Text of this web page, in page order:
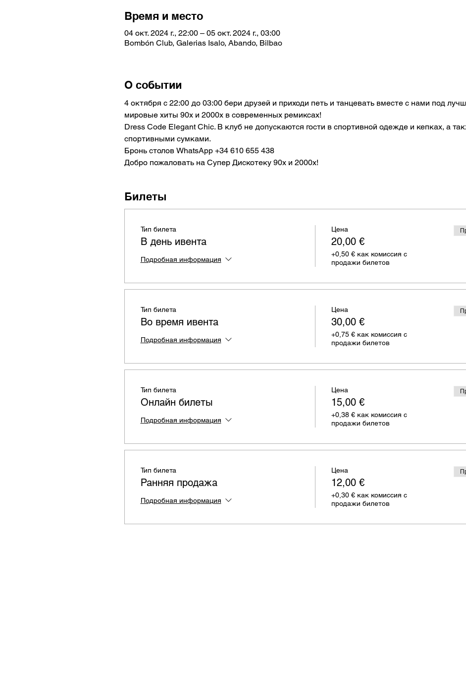
Время и место
04 окт. 2024 г., 22:00 – 05 окт. 2024 г., 03:00
Bombón Club, Galerias Isalo, Abando, Bilbao
О событии
4 октября с 22:00 до 03:00 бери друзей и приходи петь и танцевать вместе с нами под
мировые хиты 90х и 2000х в современных ремиксах!
Dress Code Elegant Chic. В клуб не допускаются гости в спортивной одежде и кепках, а
спортивными сумками.
Бронь столов WhatsApp +34 610 655 438
Добро пожаловать на Супер Дискотеку 90х и 2000х!
Билеты
Тип билета
В день ивента
Подробная информация
Цена
20,00 €
+0,50 € как комиссия с
продажи билетов
Тип билета
Во время ивента
Подробная информация
Цена
30,00 €
+0,75 € как комиссия с
продажи билетов
Тип билета
Онлайн билеты
Подробная информация
Цена
15,00 €
+0,38 € как комиссия с
продажи билетов
Тип билета
Ранняя продажа
Подробная информация
Цена
12,00 €
+0,30 € как комиссия с
продажи билетов